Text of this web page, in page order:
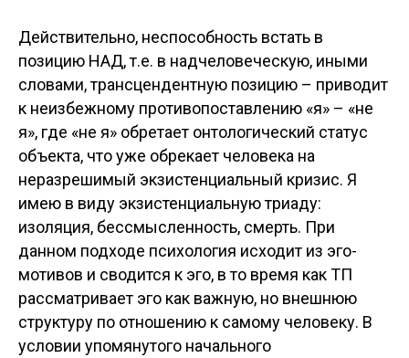
Действительно, неспособность встать в
позицию НАД, т.е. в надчеловеческую, иными
словами, трансцендентную позицию – приводит
к неизбежному противопоставлению «я» – «не
я», где «не я» обретает онтологический статус
объекта, что уже обрекает человека на
неразрешимый экзистенциальный кризис. Я
имею в виду экзистенциальную триаду:
изоляция, бессмысленность, смерть. При
данном подходе психология исходит из эго-
мотивов и сводится к эго, в то время как ТП
рассматривает эго как важную, но внешнюю
структуру по отношению к самому человеку. В
условии упомянутого начального